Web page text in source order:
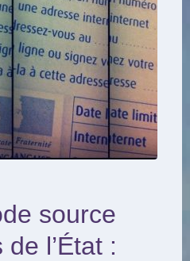
source
l’État :